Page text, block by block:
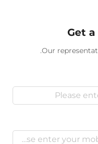
Our